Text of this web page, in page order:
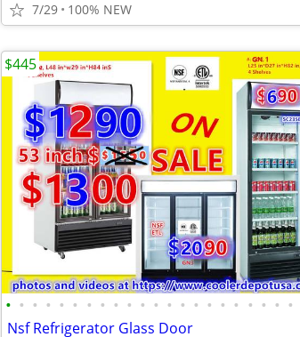
7/29 100% NEW
• • • • • • • • • • • • • • • • • • • • • •
Nsf Refrigerator Glass Door
$445